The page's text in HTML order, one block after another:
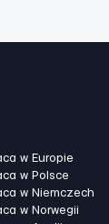
w Europie
w Polsce
w Niemczech
w Norwegii